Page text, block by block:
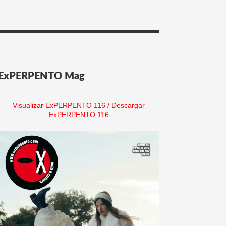
Mag
Visualizar ExPERPENTO 116 / Descargar
ExPERPENTO 116